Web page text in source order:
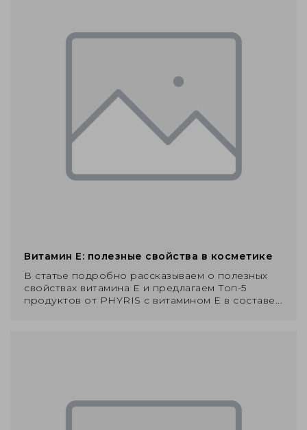
Витамин Е: полезные свойства в косметике
В статье подробно рассказываем о полезных
свойствах витамина Е и предлагаем Топ-5
продуктов от PHYRIS с витамином Е в составе...